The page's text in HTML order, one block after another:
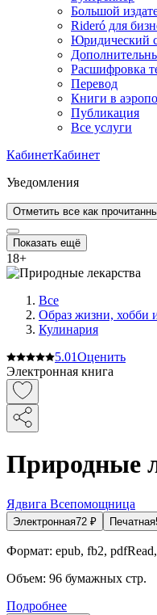
Большой
Rideró для
Юридический
Расшифровка
Перевод
Книги в
Публикация
Все услуги
КабинетКабинет
Уведомления
Отметить все как
Показать ещё
18+
Все
Образ жизни, хобби
Кулинария
5.01Оценить
Электронная книга
Природные
Ядвига Всепомощница
Электронная72 ₽ Печатная
Формат: epub, fb2,
Объем: 96 бумажных стр.
Подробнее